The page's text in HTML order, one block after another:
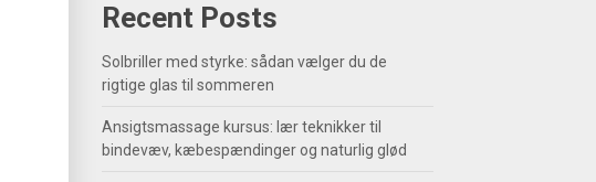
Recent Posts
Solbriller med styrke: sådan vælger du de
rigtige glas til sommeren
Ansigtsmassage kursus: lær teknikker til
bindevæv, kæbespændinger og naturlig glød